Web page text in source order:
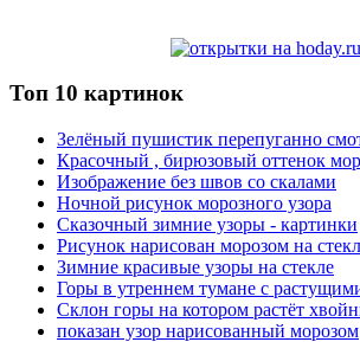
Топ 10 картинок
Зелёный пушистик перепуганно
Красочный , бирюзовый оттенок
Изображение без швов со скалами
Ночной рисунок морозного узора
Сказочный зимние узоры - картинки
Рисунок нарисован морозом на
Зимние красивые узоры на стекле
Горы в утреннем тумане с
Склон горы на котором растёт
показан узор нарисованный морозом